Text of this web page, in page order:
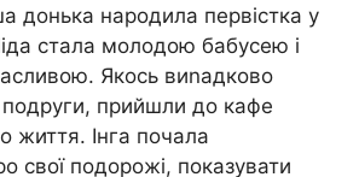
донька народила первістка у
стала молодою бабусею і
Якось виnадково
подруги, прийшли до кафе
життя. Інга почала
свої подорожі, показувати